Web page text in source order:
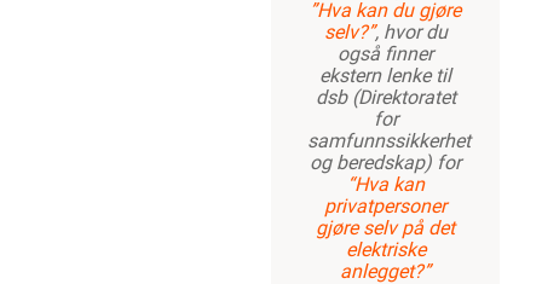
”Hva kan du gjøre
selv?”, hvor du
også finner
ekstern lenke til
dsb (Direktoratet
for
samfunnssikkerhet
og beredskap) for
“Hva kan
privatpersoner
gjøre selv på det
elektriske
anlegget?”